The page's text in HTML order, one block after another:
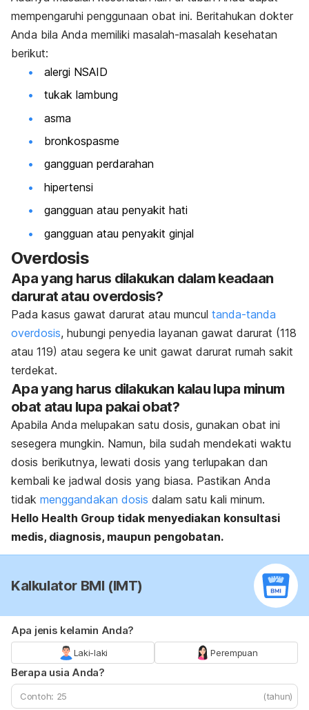
mempengaruhi penggunaan obat ini. Beritahukan dokter
Anda bila Anda memiliki masalah-masalah kesehatan
berikut:
alergi NSAID
tukak lambung
asma
bronkospasme
gangguan perdarahan
hipertensi
gangguan atau penyakit hati
gangguan atau penyakit ginjal
Overdosis
Apa yang harus dilakukan dalam keadaan
darurat atau overdosis?
Pada kasus gawat darurat atau muncul tanda-tanda
overdosis, hubungi penyedia layanan gawat darurat (118
atau 119) atau segera ke unit gawat darurat rumah sakit
terdekat.
Apa yang harus dilakukan kalau lupa minum
obat atau lupa pakai obat?
Apabila Anda melupakan satu dosis, gunakan obat ini
sesegera mungkin. Namun, bila sudah mendekati waktu
dosis berikutnya, lewati dosis yang terlupakan dan
kembali ke jadwal dosis yang biasa. Pastikan Anda
tidak menggandakan dosis dalam satu kali minum.
Hello Health Group tidak menyediakan konsultasi
medis, diagnosis, maupun pengobatan.
Kalkulator BMI (IMT)
Apa jenis kelamin Anda?
Laki-laki Perempuan
Berapa usia Anda?
(tahun)